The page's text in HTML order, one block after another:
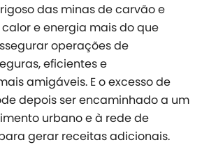
das minas de carvão e
e energia mais do que
operações de
eficientes e
amigáveis. E o excesso de
depois ser encaminhado a um
urbano e à rede de
gerar receitas adicionais.